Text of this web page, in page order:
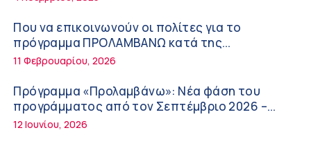
Μιχάλης Τάτσης, Insurance & Healthcare
Analyst, διευθυντής Επιχειρηματικής
Ανάπτυξης Ομίλου HHG
11:54 πμ
Kavita Patel: Ένα στα πέντε καινοτόμα
φάρμακα φτάνει τελικά στην Ελλάδα
9:21 πμ
Υπάρχει τελικά «δίαιτα θυρεοειδούς»; Τι
Που να επικοινωνούν οι πολίτες για το
πρόγραμμα ΠΡΟΛΑΜΒΑΝΩ κατά της
παχυσαρκίας
11 Φεβρουαρίου, 2026
Πρόγραμμα «Προλαμβάνω»: Νέα φάση του
προγράμματος από τον Σεπτέμβριο 2026 –
Δωρεάν προληπτικές εξετάσεις έως το 2030
12 Ιουνίου, 2026